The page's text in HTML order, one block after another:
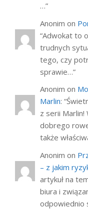
…”
Anonim on
“Adwokat to
trudnych
tego, czy
sprawie…”
Anonim on
Marlin: “
z serii
dobrego
także
Anonim on
– z jakim
artykuł na
biura i
odpowiednio